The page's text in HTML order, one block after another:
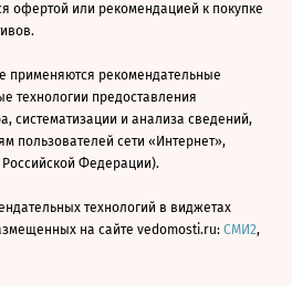
офертой или рекомендацией к покупке
применяются рекомендательные
технологии предоставления
систематизации и анализа сведений,
пользователей сети «Интернет»,
Федерации).
технологий в виджетах
на сайте vedomosti.ru: СМИ2,